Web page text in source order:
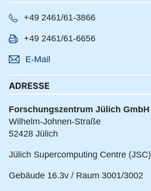
+49 2461/61-3866
+49 2461/61-6656
E-Mail
ADRESSE
Forschungszentrum Jülich GmbH
Wilhelm-Johnen-Straße
52428 Jülich
Jülich Supercomputing Centre (JSC)
Gebäude 16.3v / Raum 3001/3002